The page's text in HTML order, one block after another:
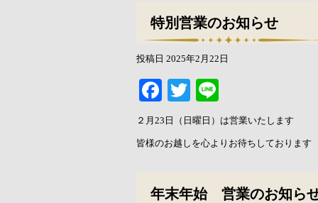
特別営業のお知らせ
投稿日 2025年2月22日
Facebook
Twitter
２月23日（日曜日）は営業いたします
皆様のお越しを心よりお待ちしております
年末年始 営業のお知ら